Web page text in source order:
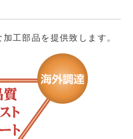
工部品を提供致します。